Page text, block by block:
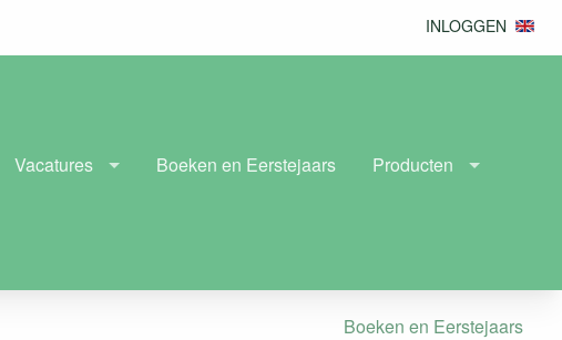
INLOGGEN
Vacatures Boeken en Eerstejaars Producten
Boeken en Eerstejaars